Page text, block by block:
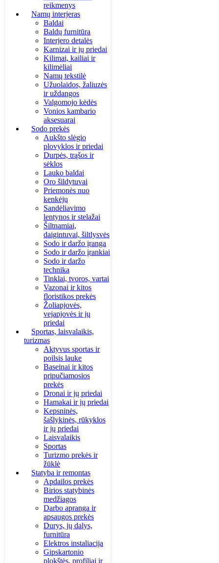
reikmenys
Namų interjeras
Baldai
Baldų furnitūra
Interjero detalės
Karnizai ir jų priedai
Kilimai, kailiai ir
kilimėliai
Namų tekstilė
Užuolaidos, žaliuzės
ir uždangos
Valgomojo kėdės
Vonios kambario
aksesuarai
Sodo prekės
Aukšto slėgio
plovyklos ir priedai
Durpės, trąšos ir
sėklos
Lauko baldai
Oro šildytuvai
Priemonės nuo
kenkėjų
Sandėliavimo
lentynos ir stelažai
Šiltnamiai,
daigintuvai, šiltlysvės
Sodo ir daržo įranga
Sodo ir daržo įrankiai
Sodo ir daržo
technika
Tinklai, tvoros, vartai
Vazonai ir kitos
floristikos prekės
Žoliapjovės,
vejapjovės ir jų
priedai
Sportas, laisvalaikis,
turizmas
Aktyvus sportas ir
poilsis lauke
Baseinai ir kitos
pripučiamosios
prekės
Dronai ir jų priedai
Hamakai ir jų priedai
Kepsninės,
šašlykinės, rūkyklos
ir jų priedai
Laisvalaikis
Sportas
Turizmo prekės ir
žūklė
Statyba ir remontas
Apdailos prekės
Birios statybinės
medžiagos
Darbo apranga ir
apsaugos prekės
Durys, jų dalys,
furnitūra
Elektros instaliacija
Gipskartonio
plokštės, profiliai ir